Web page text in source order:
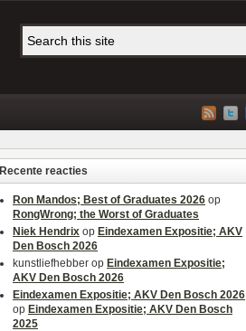
Recente reacties
Ron Mandos; Best of Graduates 2026 op
RongWrong; the Worst of Graduates
Niek Hendrix op Eindexamen Expositie; AKV
Den Bosch 2026
kunstliefhebber op Eindexamen Expositie;
AKV Den Bosch 2026
Eindexamen Expositie; AKV Den Bosch 2026
op Eindexamen Expositie; AKV Den Bosch
2025